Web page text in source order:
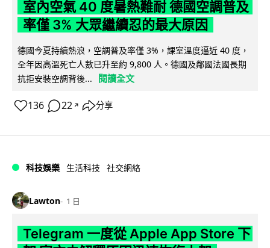
室內空氣 40 度暑熱難耐 德國空調普及
率僅 3% 大眾繼續忍的最大原因
德國今夏持續熱浪，空調普及率僅 3%，課室溫度逼近 40 度，
全年因高溫死亡人數已升至約 9,800 人。德國及鄰國法國長期
抗拒安裝空調背後...
閱讀全文
136 22 ↗ 分享
科技娛樂 生活科技 社交網絡
Lawton 1 日
Telegram 一度從 Apple App Store 下